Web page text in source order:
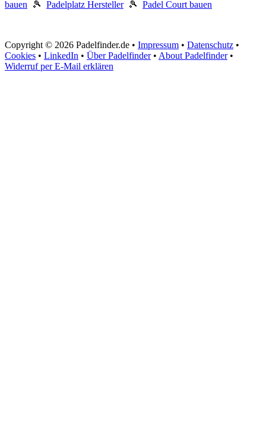
bauen 🎾 Padelplatz Hersteller🎾 Padel Court bauen
Copyright © 2026 Padelfinder.de • Impressum • Datenschutz •
Cookies • LinkedIn • Über Padelfinder• About Padelfinder•
Widerruf per E-Mail erklären